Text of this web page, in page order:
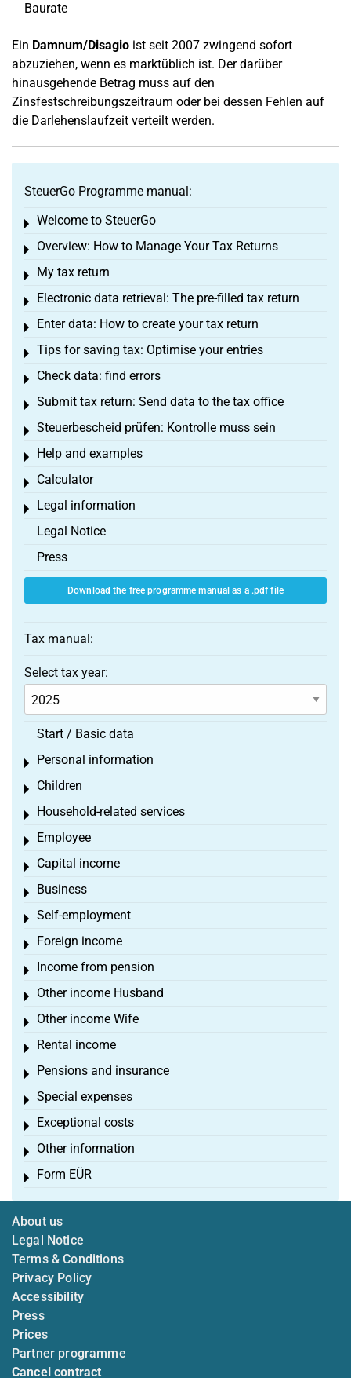
Baurate
Ein Damnum/Disagio ist seit 2007 zwingend sofort
abzuziehen, wenn es marktüblich ist. Der darüber
hinausgehende Betrag muss auf den
Zinsfestschreibungszeitraum oder bei dessen Fehlen auf
die Darlehenslaufzeit verteilt werden.
SteuerGo Programme manual:
Welcome to SteuerGo
Toggle menu
Overview: How to Manage Your Tax Returns
Toggle menu
My tax return
Toggle menu
Electronic data retrieval: The pre-filled tax return
Toggle menu
Enter data: How to create your tax return
Toggle menu
Tips for saving tax: Optimise your entries
Toggle menu
Check data: find errors
Toggle menu
Submit tax return: Send data to the tax office
Toggle menu
Steuerbescheid prüfen: Kontrolle muss sein
Toggle menu
Help and examples
Toggle menu
Calculator
Toggle menu
Legal information
Toggle menu
Legal Notice
Press
Download the free programme manual as a .pdf file
Tax manual:
Select tax year:
Start / Basic data
Personal information
Toggle menu
Children
Toggle menu
Household-related services
Toggle menu
Employee
Toggle menu
Capital income
Toggle menu
Business
Toggle menu
Self-employment
Toggle menu
Foreign income
Toggle menu
Income from pension
Toggle menu
Other income Husband
Toggle menu
Other income Wife
Toggle menu
Rental income
Toggle menu
Pensions and insurance
Toggle menu
Special expenses
Toggle menu
Exceptional costs
Toggle menu
Other information
Toggle menu
Form EÜR
Toggle menu
About us
Legal Notice
Terms & Conditions
Privacy Policy
Accessibility
Press
Prices
Partner programme
Cancel contract